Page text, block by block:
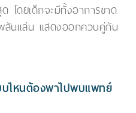
โดยเด็กจะมีทั้งอาการขาด
นแล่น แสดงออกควบคู่กัน
ไหนต้องพาไปพบแพทย์